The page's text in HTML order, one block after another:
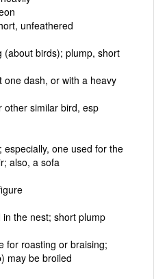
unfeathered
(about birds); plump, short
one dash, or with a heavy
other similar bird, esp
especially, one used for the
also, a sofa
the nest; short plump
for roasting or braising;
may be broiled